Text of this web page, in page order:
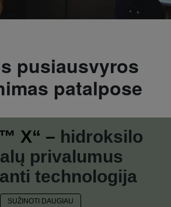
pusiausvyros
patalpose
X“ – hidroksilo
privalumus
technologija
SUŽINOTI DAUGIAU